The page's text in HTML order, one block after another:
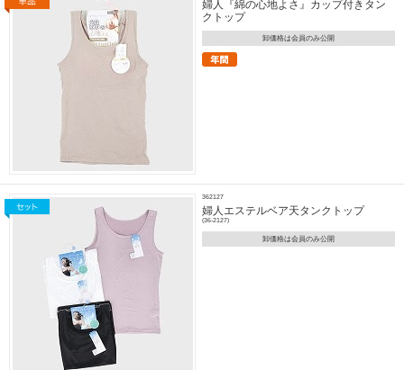
婦人『綿の心地よさ』カップ付きタン
クトップ
卸価格は会員のみ公開
362127
婦人エステルベア天タンクトップ
(36-2127)
卸価格は会員のみ公開